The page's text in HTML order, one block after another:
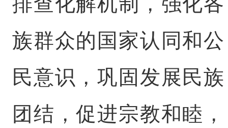
族群众的国家认同和公
民意识，巩固发展民族
团结，促进宗教和睦，